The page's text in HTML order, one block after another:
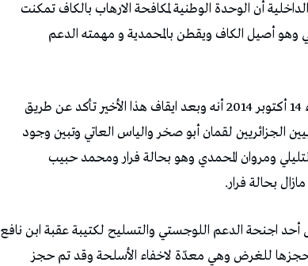
أن الوحدة الوطنية لمكافحة الارهاب بالكاف تمكنت
وهو أصيل الكاف ويقطن بالمحمدية و مهمته الدعم
خلال ندوة صحفية عقدتها وزارة الداخلية الثلاثاء 14 أكتوبر 2014 أنه وبعد ايقاف هذا الأخير تأكد عن طريق
الجزائريين لقمان أبو صخر والياس العاتي وتبين وجود
ومروان المحمدي وهو بحالة فرار ومحمد حبيب
بحالة فرار.
أحد اجنحة الدعم اللوجستي والتسليح لكتيبة عقبة ابن نافع
للغرض وهي معدّة لاخفاء الأسلحة وقد تم حجز